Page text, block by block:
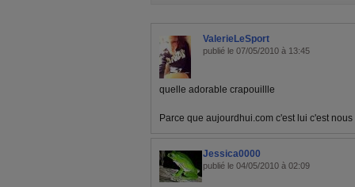
ValerieLeSport
publié le 07/05/2010 à 13:45
quelle adorable crapouillle
Parce que aujourdhui.com c'est lui c'est nous
Jessica0000
publié le 04/05/2010 à 02:09